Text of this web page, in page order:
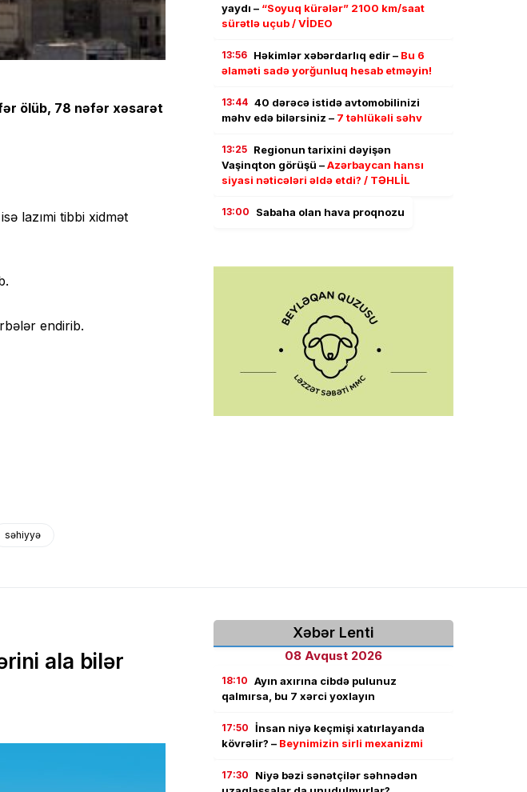
ölüb, 78 nəfər xəsarət
lazımi tibbi xidmət
endirib.
səhiyyə
yaydı – “Soyuq kürələr” 2100 km/saat
sürətlə uçub / VİDEO
13:56 Həkimlər xəbərdarlıq edir – Bu 6
əlaməti sadə yorğunluq hesab etməyin!
13:44 40 dərəcə istidə avtomobilinizi
məhv edə bilərsiniz – 7 təhlükəli səhv
13:25 Regionun tarixini dəyişən
Vaşinqton görüşü –Azərbaycan hansı
siyasi nəticələri əldə etdi? / TƏHLİL
13:00 Sabaha olan hava proqnozu
ala bilər
Xəbər Lenti
08 Avqust 2026
18:10 Ayın axırına cibdə pulunuz
qalmırsa, bu 7 xərci yoxlayın
17:50 İnsan niyə keçmişi xatırlayanda
kövrəlir? – Beynimizin sirli mexanizmi
17:30
Niyə bəzi sənətçilər səhnədən